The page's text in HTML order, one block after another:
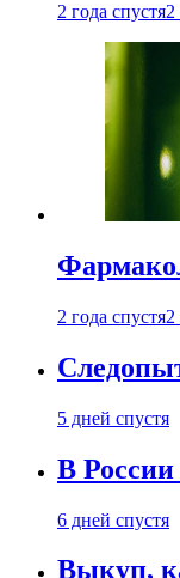
2 года спустя2
2 года спустя2
5 дней спустя
В России
6 дней спустя
Выкуп,